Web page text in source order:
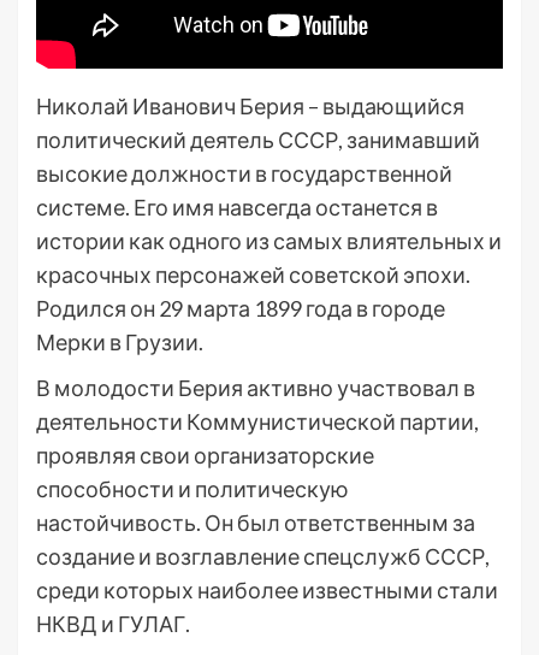
Николай Иванович Берия – выдающийся
политический деятель СССР, занимавший
высокие должности в государственной
системе. Его имя навсегда останется в
истории как одного из самых влиятельных и
красочных персонажей советской эпохи.
Родился он 29 марта 1899 года в городе
Мерки в Грузии.
В молодости Берия активно участвовал в
деятельности Коммунистической партии,
проявляя свои организаторские
способности и политическую
настойчивость. Он был ответственным за
создание и возглавление спецслужб СССР,
среди которых наиболее известными стали
НКВД и ГУЛАГ.